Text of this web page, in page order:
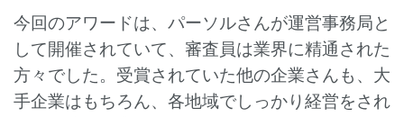
今回のアワードは、パーソルさんが運営事務局と
して開催されていて、審査員は業界に精通された
方々でした。受賞されていた他の企業さんも、大
手企業はもちろん、各地域でしっかり経営をされ